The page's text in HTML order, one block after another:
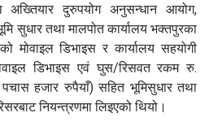
अख्तियार दुरुपयोग अनुसन्धान आयोग,
सुधार तथा मालपोत कार्यालय भक्तपुरका
मोवाइल डिभाइस र कार्यालय सहयोगी
डिभाइस एवं घुस/रिसवत रकम रु.
हजार रुपैयाँ) सहित भूमिसुधार तथा
नियन्त्रणमा लिइएको थियो।